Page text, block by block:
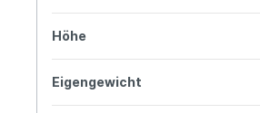
Höhe
Eigengewicht